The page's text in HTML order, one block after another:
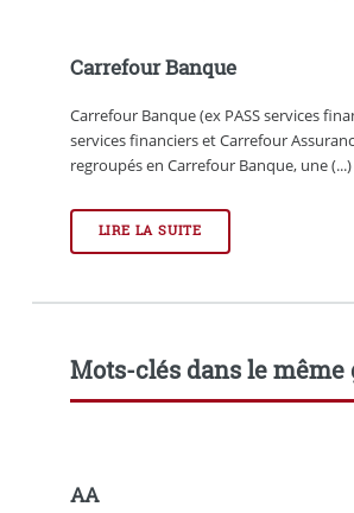
Carrefour Banque
Carrefour Banque (ex PASS services
services financiers et Carrefour
regroupés en Carrefour Banque, une (...)
LIRE LA SUITE
Mots-clés dans le même
AA